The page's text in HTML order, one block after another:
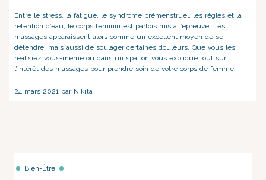
Entre le stress, la fatigue, le syndrome prémenstruel, les règles et la
rétention d’eau, le corps féminin est parfois mis à l’épreuve. Les
massages apparaissent alors comme un excellent moyen de se
détendre, mais aussi de soulager certaines douleurs. Que vous les
réalisiez vous-même ou dans un spa, on vous explique tout sur
l’intérêt des massages pour prendre soin de votre corps de femme.
24 mars 2021 par Nikita
Bien-Être